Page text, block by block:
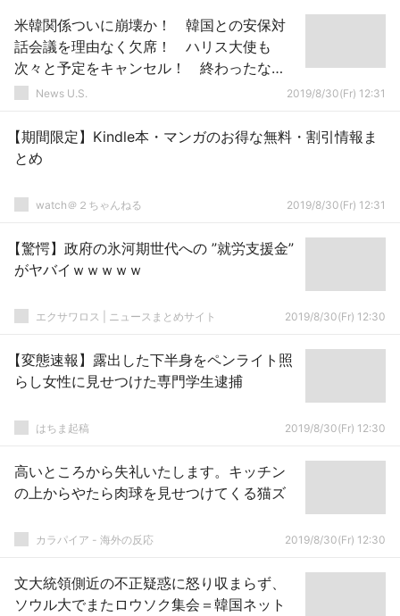
米韓関係ついに崩壊か！ 韓国との安保対
話会議を理由なく欠席！ ハリス大使も
次々と予定をキャンセル！ 終わったな…
News U.S. 2019/8/30(Fr) 12:31
【期間限定】Kindle本・マンガのお得な無料・割引情報ま
とめ
watch＠２ちゃんねる 2019/8/30(Fr) 12:31
【驚愕】政府の氷河期世代への ”就労支援金”
がヤバイｗｗｗｗｗ
エクサワロス | ニュースまとめサイト 2019/8/30(Fr) 12:30
【変態速報】露出した下半身をペンライト照
らし女性に見せつけた専門学生逮捕
はちま起稿 2019/8/30(Fr) 12:30
高いところから失礼いたします。キッチン
の上からやたら肉球を見せつけてくる猫ズ
カラパイア - 海外の反応 2019/8/30(Fr) 12:30
文大統領側近の不正疑惑に怒り収まらず、
ソウル大でまたロウソク集会＝韓国ネット